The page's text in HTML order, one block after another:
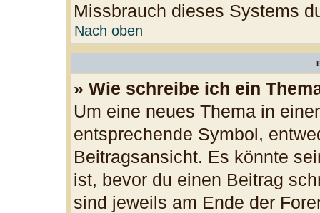
Missbrauch dieses Systems
Nach oben
» Wie schreibe ich ein
Um eine neues Thema in
entsprechende Symbol,
Beitragsansicht. Es könnte
ist, bevor du einen Beitrag
sind jeweils am Ende der